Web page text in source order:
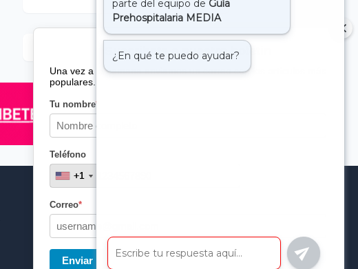
Suscribete a nuestro boletin
Una vez a la semana enviamos un correo con los artículos más
populares.
Tu nombre*
Teléfono
+1
+1
Correo*
Enviar